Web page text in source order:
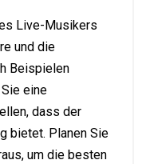
Live-Musikers
und die
Beispielen
eine
dass der
bietet. Planen Sie
um die besten